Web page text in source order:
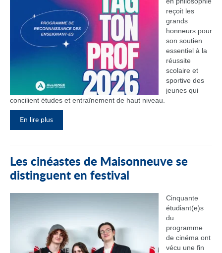
reçoit les
grands
honneurs pour
son soutien
essentiel à la
réussite
scolaire et
sportive des
jeunes qui
concilient études et entraînement de haut niveau.
En lire plus
Les cinéastes de Maisonneuve se
distinguent en festival
Cinquante
étudiant(e)s
du
programme
de cinéma ont
vécu une fin